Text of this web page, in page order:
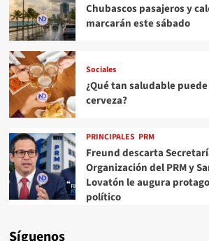
Chubascos pasajeros y
marcarán este sábado
Sociales
¿Qué tan saludable
cerveza?
PRINCIPALES PRM
Freund descarta
Organización del PRM y
Lovatón le augura
político
Síguenos